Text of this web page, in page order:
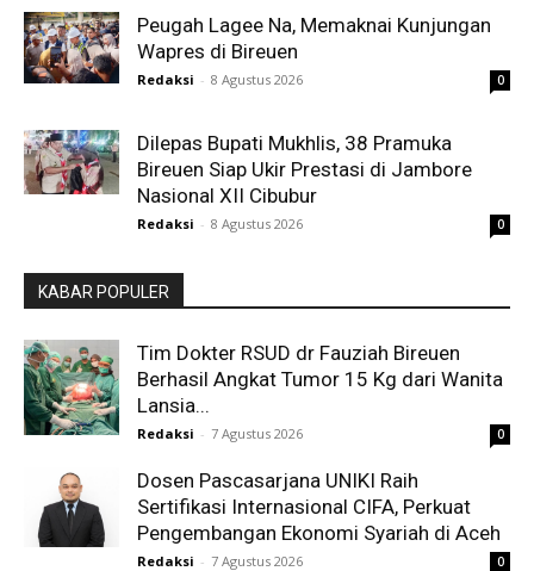
Peugah Lagee Na, Memaknai Kunjungan
Wapres di Bireuen
Redaksi - 8 Agustus 2026 0
Dilepas Bupati Mukhlis, 38 Pramuka
Bireuen Siap Ukir Prestasi di Jambore
Nasional XII Cibubur
Redaksi - 8 Agustus 2026 0
KABAR POPULER
Tim Dokter RSUD dr Fauziah Bireuen
Berhasil Angkat Tumor 15 Kg dari Wanita
Lansia...
Redaksi - 7 Agustus 2026 0
Dosen Pascasarjana UNIKI Raih
Sertifikasi Internasional CIFA, Perkuat
Pengembangan Ekonomi Syariah di Aceh
Redaksi - 7 Agustus 2026 0